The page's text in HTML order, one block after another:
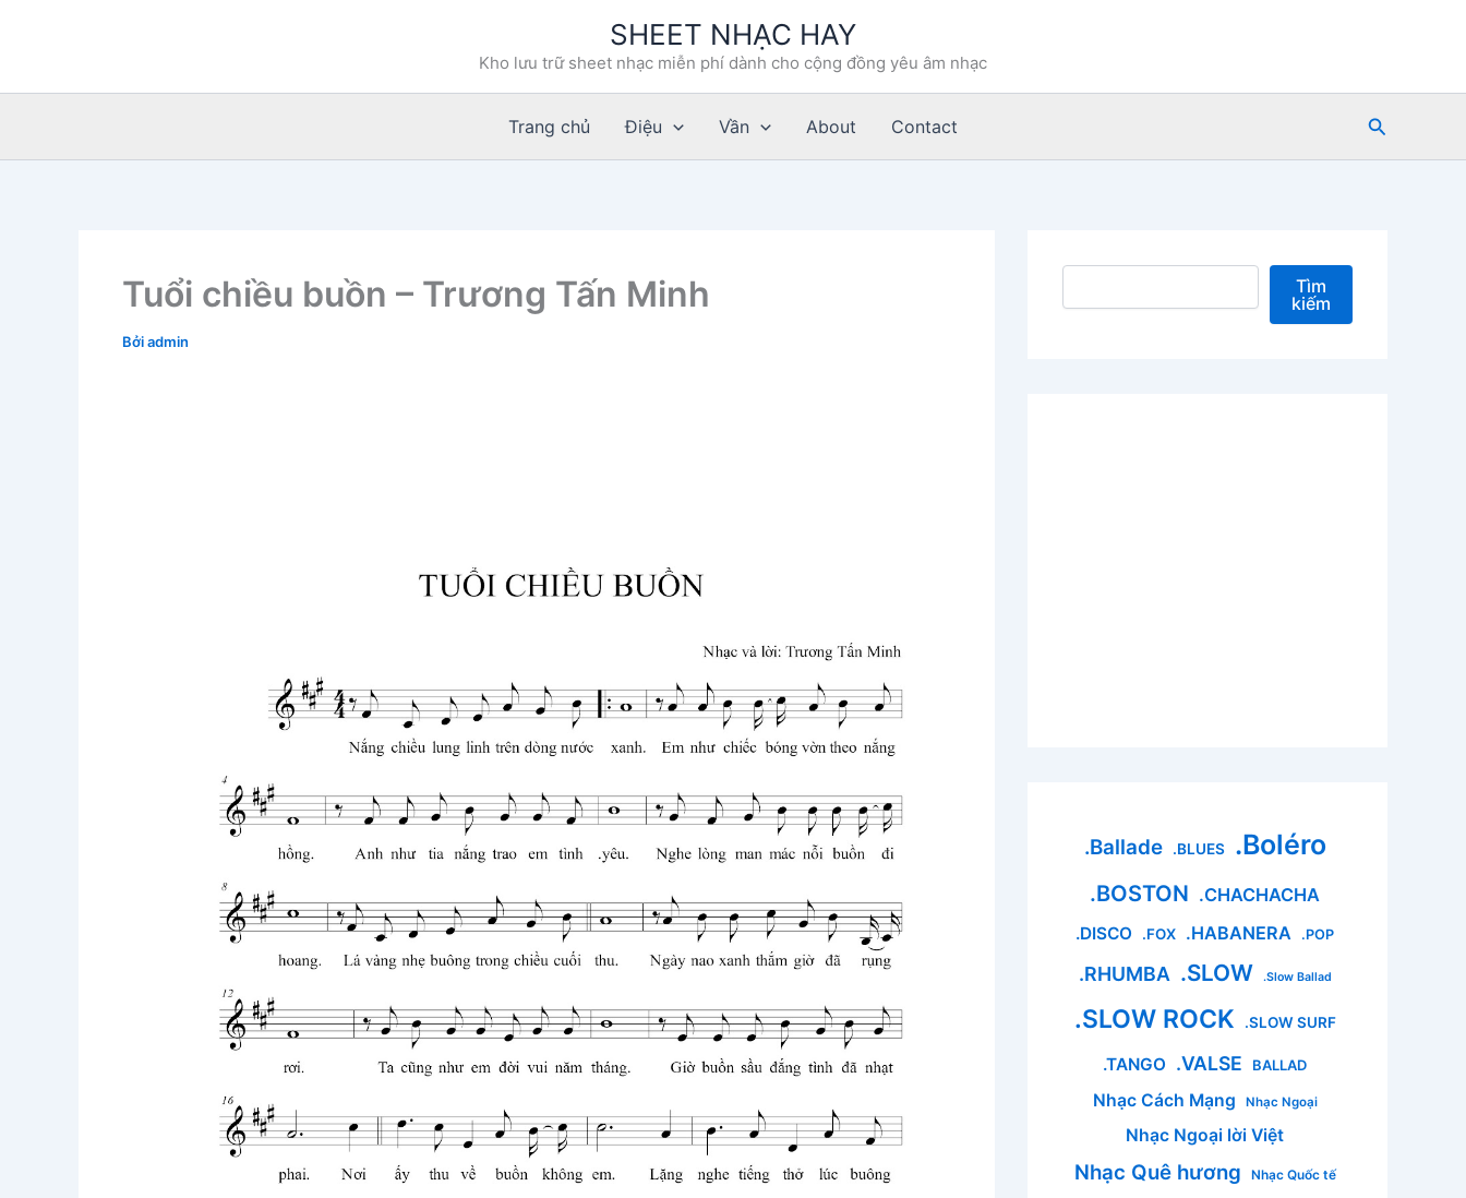
dung
SHEET NHẠC HAY
Kho lưu trữ sheet nhạc miễn phí dành cho cộng đồng yêu âm nhạc
Trang chủ Điệu Vần About Contact
Tìm
Tuổi chiều buồn – Trương Tấn Minh
Bởiadmin
Tìm kiếm
Tìm
kiếm
.Ballade .BLUES .Boléro
.BOSTON .CHACHACHA
.DISCO .FOX .HABANERA .POP
.RHUMBA .SLOW .Slow Ballad
.SLOW ROCK .SLOW SURF
.TANGO .VALSE BALLAD
Nhạc Cách Mạng Nhạc Ngoại
Nhạc Ngoại lời Việt
Nhạc Quê hương Nhạc Quốc tế